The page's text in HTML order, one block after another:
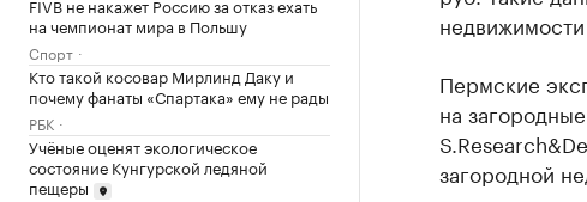
FIVB не накажет Россию за отказ ехать
на чемпионат мира в Польшу
Спорт
Кто такой косовар Мирлинд Даку и
почему фанаты «Спартака» ему не рады
РБК
Учёные оценят экологическое
состояние Кунгурской ледяной
пещеры
недвижимости
Пермские
на
загородной